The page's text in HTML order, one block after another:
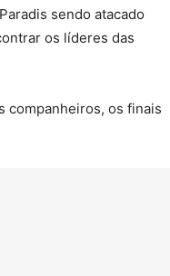
sendo atacado
os líderes das
companheiros, os finais